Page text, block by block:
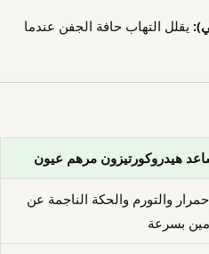
يقلل التهاب حافة الجفن عندما
هيدروكورتيزون مرهم عيون
والتورم والحكة الناجمة عن
بسرعة